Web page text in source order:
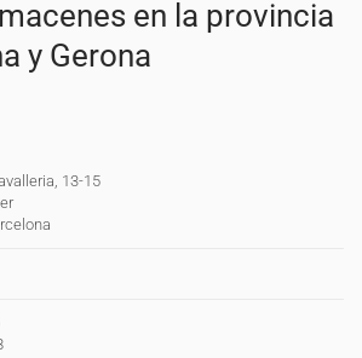
en la provincia
y Gerona
13-15